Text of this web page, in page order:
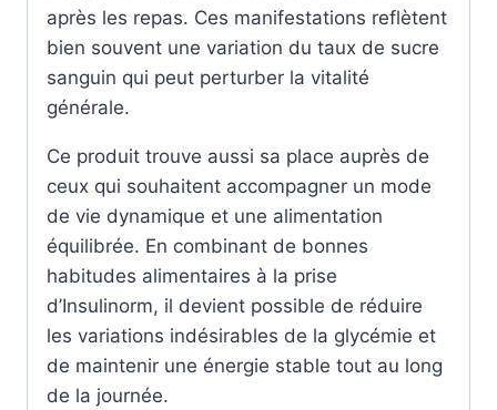
après les repas. Ces manifestations reflètent
bien souvent une variation du taux de sucre
sanguin qui peut perturber la vitalité
générale.
Ce produit trouve aussi sa place auprès de
ceux qui souhaitent accompagner un mode
de vie dynamique et une alimentation
équilibrée. En combinant de bonnes
habitudes alimentaires à la prise
d’Insulinorm, il devient possible de réduire
les variations indésirables de la glycémie et
de maintenir une énergie stable tout au long
de la journée.